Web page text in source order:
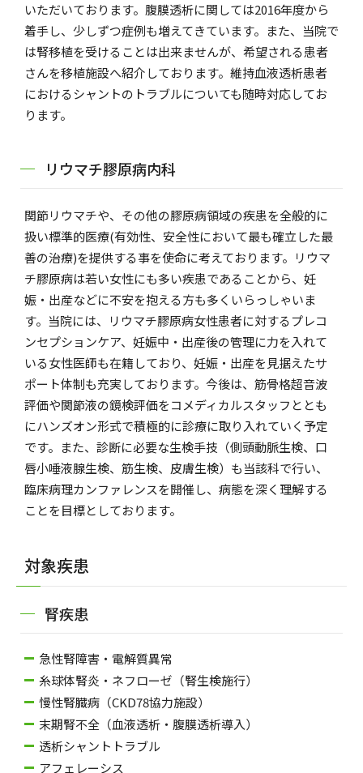
いただいております。腹膜透析に関しては2016年度から
着手し、少しずつ症例も増えてきています。また、当院で
は腎移植を受けることは出来ませんが、希望される患者
さんを移植施設へ紹介しております。維持血液透析患者
におけるシャントのトラブルについても随時対応してお
ります。
リウマチ膠原病内科
関節リウマチや、その他の膠原病領域の疾患を全般的に
扱い標準的医療(有効性、安全性において最も確立した最
善の治療)を提供する事を使命に考えております。リウマ
チ膠原病は若い女性にも多い疾患であることから、妊
娠・出産などに不安を抱える方も多くいらっしゃいま
す。当院には、リウマチ膠原病女性患者に対するプレコ
ンセプションケア、妊娠中・出産後の管理に力を入れて
いる女性医師も在籍しており、妊娠・出産を見据えたサ
ポート体制も充実しております。今後は、筋骨格超音波
評価や関節液の鏡検評価をコメディカルスタッフととも
にハンズオン形式で積極的に診療に取り入れていく予定
です。また、診断に必要な生検手技（側頭動脈生検、口
唇小唾液腺生検、筋生検、皮膚生検）も当該科で行い、
臨床病理カンファレンスを開催し、病態を深く理解する
ことを目標としております。
対象疾患
腎疾患
急性腎障害・電解質異常
糸球体腎炎・ネフローゼ（腎生検施行）
慢性腎臓病（CKD78協力施設）
末期腎不全（血液透析・腹膜透析導入）
透析シャントトラブル
アフェレーシス